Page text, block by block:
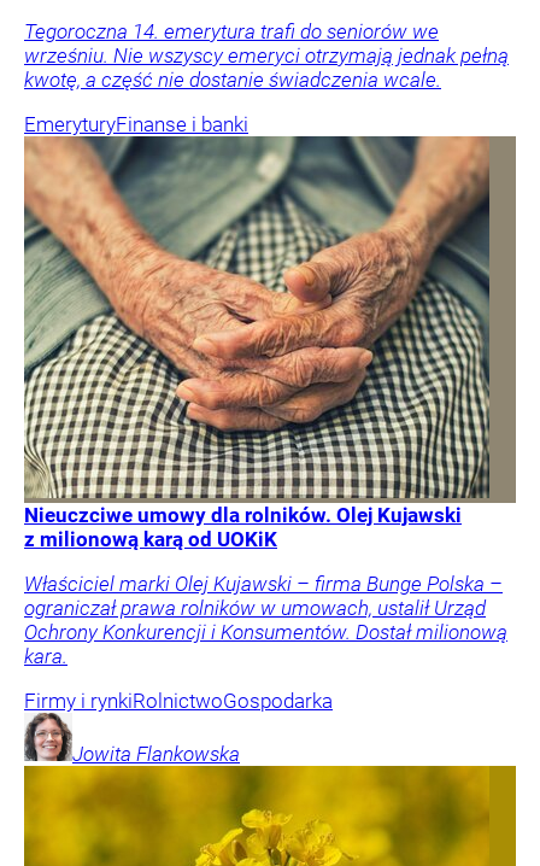
Tegoroczna 14. emerytura trafi do seniorów we
wrześniu. Nie wszyscy emeryci otrzymają jednak pełną
kwotę, a część nie dostanie świadczenia wcale.
EmeryturyFinanse i banki
Nieuczciwe umowy dla rolników. Olej Kujawski
z milionową karą od UOKiK
Właściciel marki Olej Kujawski – firma Bunge Polska –
ograniczał prawa rolników w umowach, ustalił Urząd
Ochrony Konkurencji i Konsumentów. Dostał milionową
kara.
Firmy i rynkiRolnictwoGospodarka
Jowita Flankowska